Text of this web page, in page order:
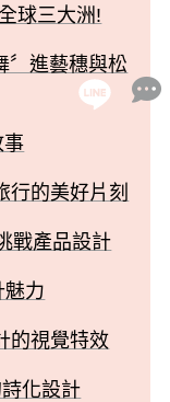
球三大洲!
〞進藝穗與松
事
行的美好片刻
戰產品設計
魅力
的視覺特效
化設計